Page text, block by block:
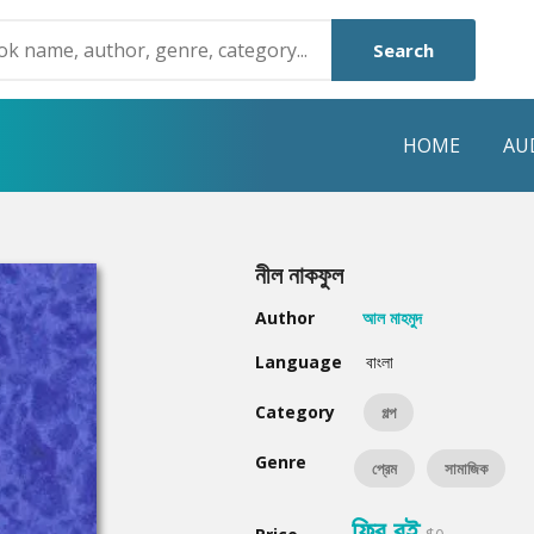
Search
HOME
Humayun Ahmed
Mouri Morium
নীল নাকফুল
Author
আল মাহমুদ
Language
বাংলা
Category গল্প
Genre প্রেম সামাজিক